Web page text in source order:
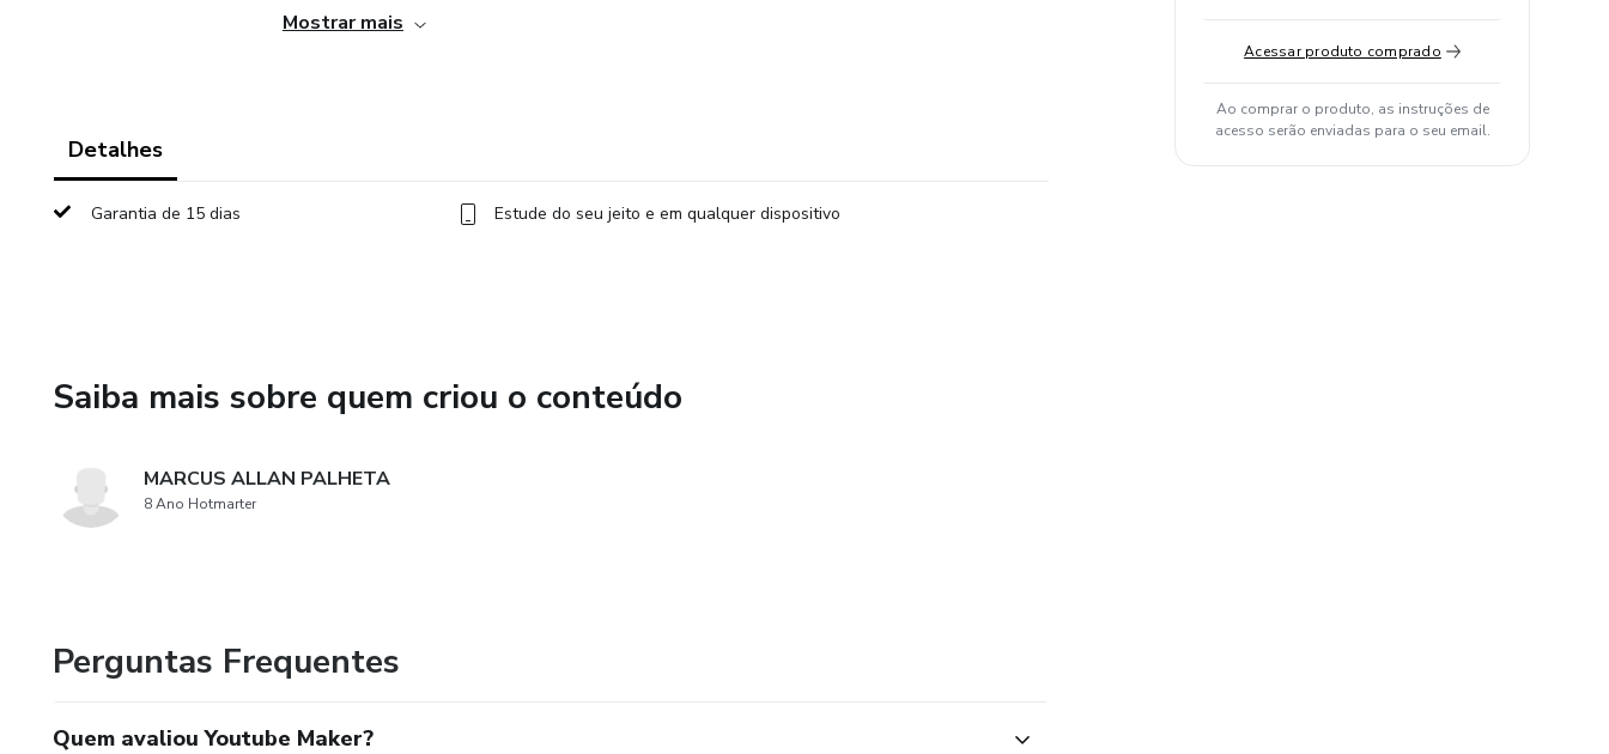
O que você vai aprender:
Por que fazer este curso? Com anos de experiência no YouTube, reunimos as melhores
práticas para ajudá-lo a evitar erros e acelerar seu progresso. Este curso é ideal para
reais.
Mostrar mais
Detalhes
Garantia de 15 dias Estude do seu jeito e em qualquer dispositivo
Saiba mais sobre quem criou o conteúdo
MARCUS ALLAN PALHETA
8 Ano Hotmarter
Perguntas Frequentes
Quem avaliou Youtube Maker?
Acessar produto comprado
Ao comprar o produto, as instruções de
acesso serão enviadas para o seu email.